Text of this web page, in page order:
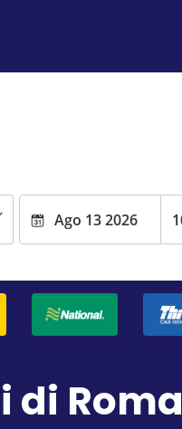
di Roma